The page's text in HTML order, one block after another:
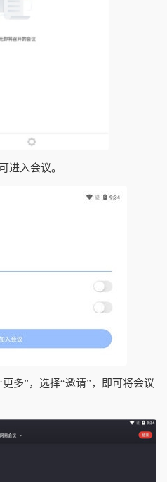
进入会议。
多”，选择“邀请”，即可将会议